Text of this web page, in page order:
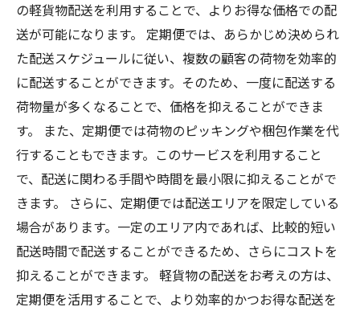
の軽貨物配送を利用することで、よりお得な価格での配
送が可能になります。 定期便では、あらかじめ決められ
た配送スケジュールに従い、複数の顧客の荷物を効率的
に配送することができます。そのため、一度に配送する
荷物量が多くなることで、価格を抑えることができま
す。 また、定期便では荷物のピッキングや梱包作業を代
行することもできます。このサービスを利用すること
で、配送に関わる手間や時間を最小限に抑えることがで
きます。 さらに、定期便では配送エリアを限定している
場合があります。一定のエリア内であれば、比較的短い
配送時間で配送することができるため、さらにコストを
抑えることができます。 軽貨物の配送をお考えの方は、
定期便を活用することで、より効率的かつお得な配送を